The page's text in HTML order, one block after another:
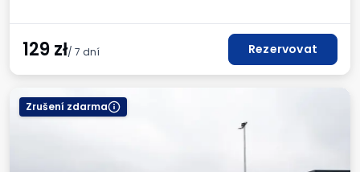
129zł/ 7 dní Rezervovat
Zrušení zdarma